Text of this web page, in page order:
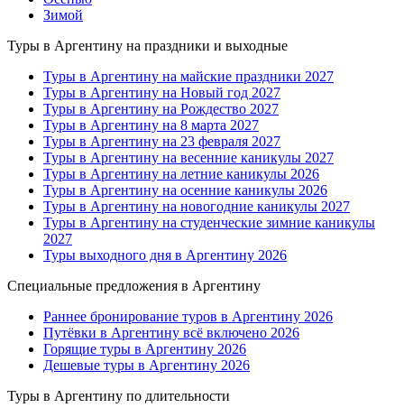
Зимой
Туры в Аргентину на праздники и выходные
Туры в Аргентину на майские праздники 2027
Туры в Аргентину на Новый год 2027
Туры в Аргентину на Рождество 2027
Туры в Аргентину на 8 марта 2027
Туры в Аргентину на 23 февраля 2027
Туры в Аргентину на весенние каникулы 2027
Туры в Аргентину на летние каникулы 2026
Туры в Аргентину на осенние каникулы 2026
Туры в Аргентину на новогодние каникулы 2027
Туры в Аргентину на студенческие зимние каникулы
2027
Туры выходного дня в Аргентину 2026
Специальные предложения в Аргентину
Раннее бронирование туров в Аргентину 2026
Путёвки в Аргентину всё включено 2026
Горящие туры в Аргентину 2026
Дешевые туры в Аргентину 2026
Туры в Аргентину по длительности